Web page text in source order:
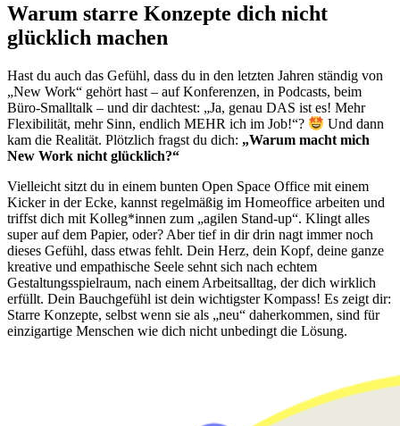
Warum starre Konzepte dich nicht
glücklich machen
Hast du auch das Gefühl, dass du in den letzten Jahren ständig von
„New Work“ gehört hast – auf Konferenzen, in Podcasts, beim
Büro-Smalltalk – und dir dachtest: „Ja, genau DAS ist es! Mehr
Flexibilität, mehr Sinn, endlich MEHR ich im Job!“?
Und dann
kam die Realität. Plötzlich fragst du dich: „Warum macht mich
New Work nicht glücklich?“
Vielleicht sitzt du in einem bunten Open Space Office mit einem
Kicker in der Ecke, kannst regelmäßig im Homeoffice arbeiten und
triffst dich mit Kolleg*innen zum „agilen Stand-up“. Klingt alles
super auf dem Papier, oder? Aber tief in dir drin nagt immer noch
dieses Gefühl, dass etwas fehlt. Dein Herz, dein Kopf, deine ganze
kreative und empathische Seele sehnt sich nach echtem
Gestaltungsspielraum, nach einem Arbeitsalltag, der dich wirklich
erfüllt. Dein Bauchgefühl ist dein wichtigster Kompass! Es zeigt dir:
Starre Konzepte, selbst wenn sie als „neu“ daherkommen, sind für
einzigartige Menschen wie dich nicht unbedingt die Lösung.